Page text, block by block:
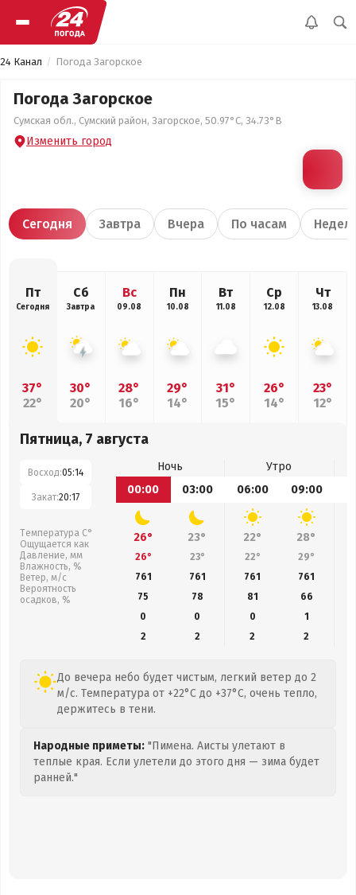
24 Канал Погода Загорское
Погода Загорское
Сумская обл., Сумский район, Загорское, 50.97°С, 34.73°В
Изменить город
Сегодня Завтра Вчера По часам
Пт
Сегодня
37°
22°
Сб
Завтра
30°
20°
Вс
09.08
28°
16°
Пн
10.08
29°
14°
Вт
11.08
31°
15°
Ср
12.08
26°
14°
Чт
13.08
23°
12°
Пятница, 7 августа
Восход:05:14
Закат:20:17
Температура С°
Ощущается как
Давление, мм
Влажность, %
Ветер, м/с
Вероятность
осадков, %
Ночь
Утро
00:00
03:00 06:00 09:00
26° 23° 22° 28°
26° 23° 22° 29°
761
761 761 761
75
78 81 66
0
0 0
1
2
2 2 2
До вечера небо будет чистым, легкий ветер до 2
м/с. Температура от +22°C до +37°C, очень тепло,
держитесь в тени.
Народные приметы: "Пимена. Аисты улетают в
теплые края. Если улетели до этого дня — зима будет
ранней."